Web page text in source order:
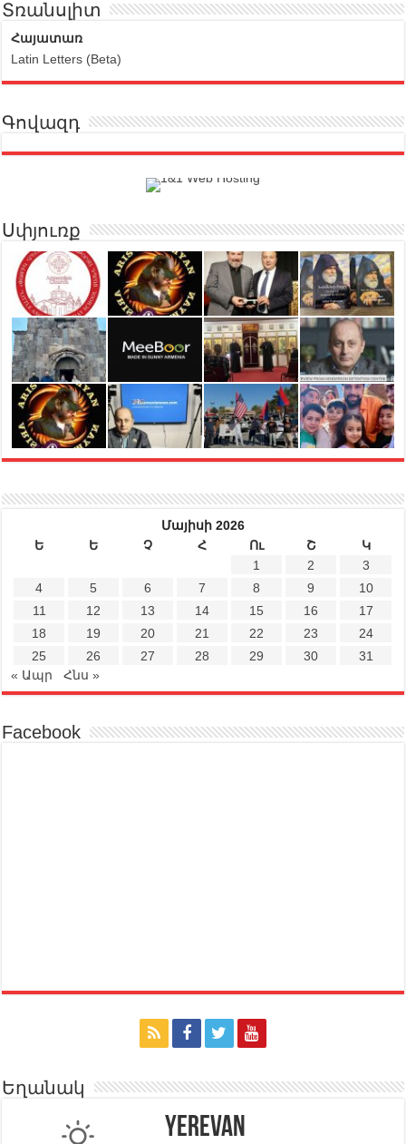
Տռանսլիտ
Հայատառ
Latin Letters (Beta)
Գովազդ
Սփյուռք
Մայիսի 2026
Ե
Ե Չ Հ Ու Շ
Կ
1
2
3
4
5 6 7 8 9
10
11
12 13 14 15 16
17
18
19 20 21 22 23
24
25
26 27 28 29 30
31
« Ապր
Հնս »
Facebook
Եղանակ
Yerevan